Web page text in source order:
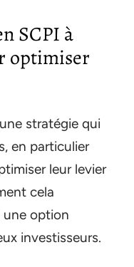
SCPI à
optimiser
stratégie qui
en particulier
leur levier
cela
une option
investisseurs.